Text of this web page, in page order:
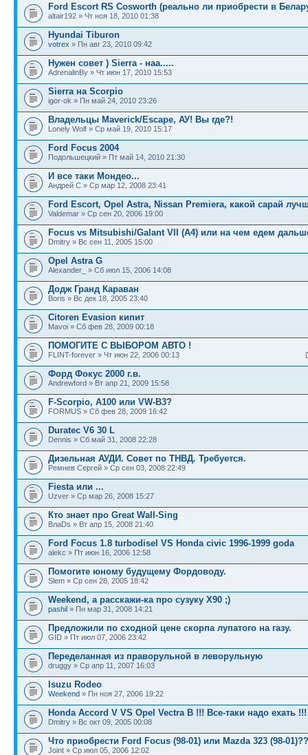
Ford Escort RS Cosworth (реально ли приобрести в
altair192 » Чт ноя 18, 2010 01:38
Hyundai Tiburon
votrex » Пн авг 23, 2010 09:42
Нужен совет ) Sierra - наа.....
AdrenalinBy » Чт июн 17, 2010 15:53
Sierra на Scorpio
igor-ok » Пн май 24, 2010 23:26
Владельцы Maverick/Esсape, АУ! Вы где?!
Lonely Wolf » Ср май 19, 2010 15:17
Ford Focus 2004
Подольшецкий » Пт май 14, 2010 21:30
И все таки Мондео...
Андрей С » Ср мар 12, 2008 23:41
Ford Escort, Opel Astra, Nissan Premiera, какой сарай
Valdemar » Ср сен 20, 2006 19:00
Focus vs Mitsubishi/Galant VII (A4) или на чем едем
Dmitry » Вс сен 11, 2005 15:00
Opel Astra G
Alexander_ » Сб июл 15, 2006 14:08
Додж Гранд Караван
Boris » Вс дек 18, 2005 23:40
Citoren Evasion кипит
Mavoi » Сб фев 28, 2009 00:18
ПОМОГИТЕ С ВЫБОРОМ АВТО !
FLINT-forever » Чт июн 22, 2006 00:13
Форд Фокус 2000 г.в.
Andrewford » Вт апр 21, 2009 15:58
F-Scorpio, A100 или VW-B3?
FORMUS » Сб фев 28, 2009 16:42
Duratec V6 30 L
Dennis » Сб май 31, 2008 22:28
Дизельная АУДИ. Совет по ТНВД. Требуется.
Ремнев Сергей » Ср сен 03, 2008 22:49
Fiesta или ...
Uzver » Ср мар 26, 2008 15:27
Кто знает про Great Wall-Sing
ВлаDs » Вт апр 15, 2008 21:40
Ford Focus 1.8 turbodisel VS Honda civic 1996-1999 goda
alekc » Пт июн 16, 2006 12:58
Помогите юному будущему Фордоводу.
Slem » Ср сен 28, 2005 18:42
Weekend, а расскажи-ка про сузуку X90 ;)
pashil » Пн мар 31, 2008 14:21
Предложили по сходной цене скорпа лупатого на газу.
GID » Пт июл 07, 2006 23:42
Переделанная из праворульной в леворульную
druggy » Ср апр 11, 2007 16:03
Isuzu Rodeo
Weekend » Пн ноя 27, 2006 19:22
Honda Accord V VS Opel Vectra B !!! Все-таки надо ехать !!!
Dmitry » Вс окт 09, 2005 00:08
Что приобрести Ford Focus (98-01) или Mazda 323 (98-
Joint » Ср июл 05, 2006 12:02